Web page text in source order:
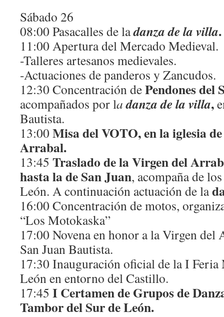
Sábado 26
08:00 Pasacalles de ladanza de la villa.
11:00 Apertura del Mercado Medieval.
-Talleres artesanos medievales.
-Actuaciones de panderos y Zancudos.
12:30 Concentración dePendones del
acompañados por ladanza de la villa,
Bautista.
13:00Misa del VOTO, en la iglesia
Arrabal.
13:45 Traslado de la Virgen del
hasta la de San Juan, acompaña de
León. A continuación actuación de la
16:00 Concentración de motos,
“Los Motokaska”
17:00 Novena en honor a la Virgen del
San Juan Bautista.
17:30 Inauguración oficial de la I Feria
León en entorno del Castillo.
17:45 I Certamen de Grupos de
Tambor del Sur de León.